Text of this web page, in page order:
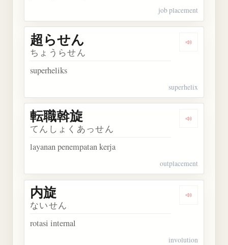
job placement
Dengarkan
超らせん
ちょうらせん
superheliks
superhelix
Dengarkan
転職斡旋
てんしょくあっせん
layanan penempatan kerja
outplacement
Dengarkan
内旋
ないせん
rotasi internal
involution